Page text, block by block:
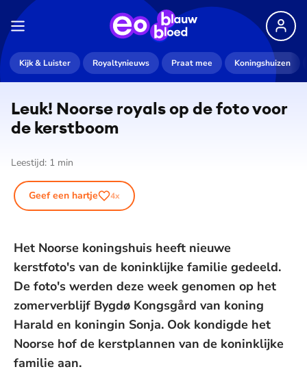
Kijk & Luister Royaltynieuws Praat mee Koningshuizen
Leuk! Noorse royals op de foto voor
de kerstboom
Leestijd: 1 min
Geef een hartje 4x
Het Noorse koningshuis heeft nieuwe
kerstfoto's van de koninklijke familie gedeeld.
De foto's werden deze week genomen op het
zomerverblijf Bygdø Kongsgård van koning
Harald en koningin Sonja. Ook kondigde het
Noorse hof de kerstplannen van de koninklijke
familie aan.